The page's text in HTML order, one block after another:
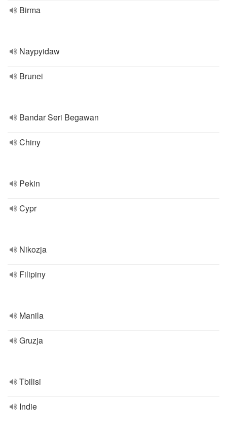
Birma
Naypyidaw
Brunei
Bandar Seri Begawan
Chiny
Pekin
Cypr
Nikozja
Filipiny
Manila
Gruzja
Tbilisi
Indie